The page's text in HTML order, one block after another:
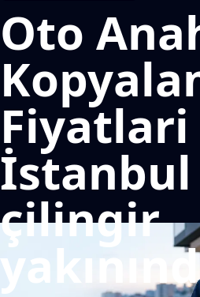
Oto
Fiyatlari
İstanbul
çilingir